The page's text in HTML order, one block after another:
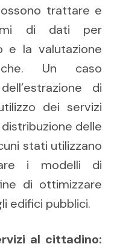
trattare e
di dati per
e la valutazione
Un caso
di
dei servizi
delle
stati utilizzano
i modelli di
di ottimizzare
edifici pubblici.
al cittadino: